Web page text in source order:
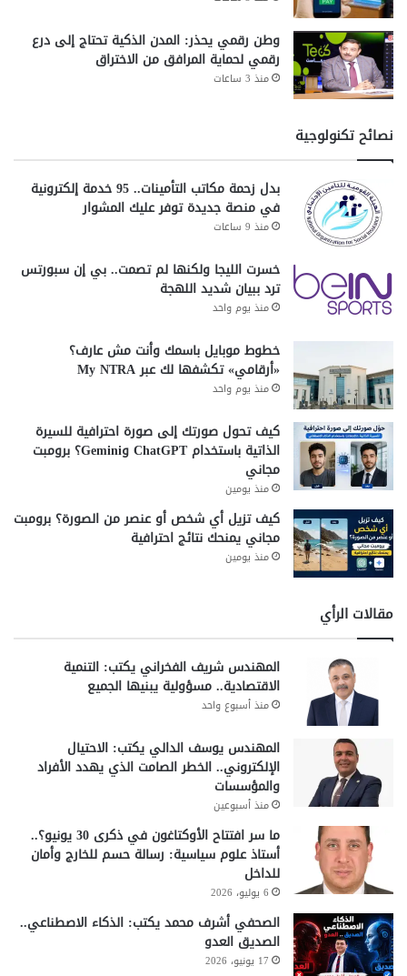
وطن رقمي يحذر: المدن الذكية تحتاج إلى درع
رقمي لحماية المرافق من الاختراق
منذ 3 ساعات
نصائح تكنولوجية
بدل زحمة مكاتب التأمينات.. 95 خدمة إلكترونية
في منصة جديدة توفر عليك المشوار
منذ 9 ساعات
خسرت الليجا ولكنها لم تصمت.. بي إن سبورتس
ترد ببيان شديد اللهجة
منذ يوم واحد
خطوط موبايل باسمك وأنت مش عارف؟
«أرقامي» تكشفها لك عبر My NTRA
منذ يوم واحد
كيف تحول صورتك إلى صورة احترافية للسيرة
الذاتية باستخدام ChatGPT وGemini؟ برومبت
مجاني
منذ يومين
كيف تزيل أي شخص أو عنصر من الصورة؟ برومبت
مجاني يمنحك نتائج احترافية
منذ يومين
مقالات الرأي
المهندس شريف الفخراني يكتب: التنمية
الاقتصادية.. مسؤولية يبنيها الجميع
منذ أسبوع واحد
المهندس يوسف الدالي يكتب: الاحتيال
الإلكتروني.. الخطر الصامت الذي يهدد الأفراد
والمؤسسات
منذ أسبوعين
ما سر افتتاح الأوكتاغون في ذكرى 30 يونيو؟..
أستاذ علوم سياسية: رسالة حسم للخارج وأمان
للداخل
6 يوليو، 2026
الصحفي أشرف محمد يكتب: الذكاء الاصطناعي..
الصديق العدو
17 يونيو، 2026